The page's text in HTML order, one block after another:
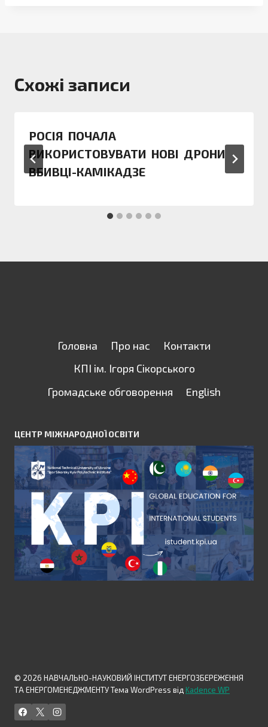
Схожі записи
РОСІЯ ПОЧАЛА
ВИКОРИСТОВУВАТИ НОВІ ДРОНИ
ВБИВЦІ-КАМІКАДЗЕ
Головна Про нас
Контакти
КПІ ім. Ігоря Сікорського
Громадське обговорення
English
ЦЕНТР МІЖНАРОДНОЇ ОСВІТИ
© 2026 НАВЧАЛЬНО-НАУКОВИЙ ІНСТИТУТ ЕНЕРГОЗБЕРЕЖЕННЯ
ТА ЕНЕРГОМЕНЕДЖМЕНТУ Тема WordPress від Kadence WP